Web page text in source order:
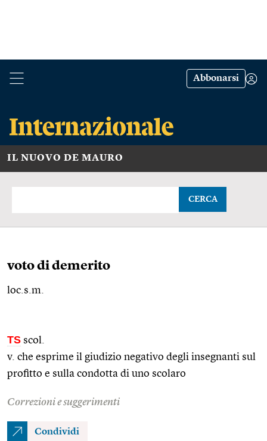
Abbonarsi
IL NUOVO DE MAURO
CERCA
voto di demerito
loc.s.m.
TS scol.
v. che esprime il giudizio negativo degli insegnanti sul
profitto e sulla condotta di uno scolaro
Correzioni e suggerimenti
Condividi